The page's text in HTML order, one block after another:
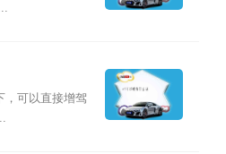
，可以直接增驾